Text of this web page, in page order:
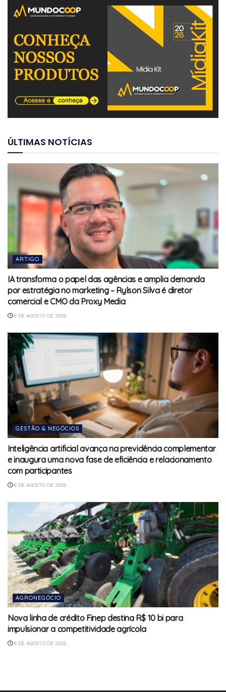
ÚLTIMAS NOTÍCIAS
ARTIGO
IA transforma o papel das agências e amplia demanda
por estratégia no marketing – Rylson Silva é diretor
comercial e CMO da Proxy Media
8 DE AGOSTO DE 2026
GESTÃO & NEGÓCIOS
Inteligência artificial avança na previdência complementar
e inaugura uma nova fase de eficiência e relacionamento
com participantes
8 DE AGOSTO DE 2026
AGRONEGÓCIO
Nova linha de crédito Finep destina R$ 10 bi para
impulsionar a competitividade agrícola
8 DE AGOSTO DE 2026